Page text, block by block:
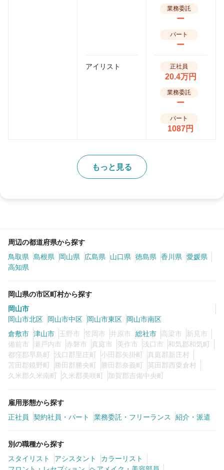
業務委託
ー
パート
ー
アイリスト 正社員
20.4万円
業務委託
ー
パート
1087円
もっと見る
周辺の都道府県から探す
鳥取県
島根県 岡山県 広島県 山口県 徳島県 香川県
愛媛県
高知県
岡山県の市区町村から探す
岡山市
岡山市北区
岡山市中区 岡山市東区
岡山市南区
倉敷市 津山市 玉野市 笠岡市 井原市 総社市 高梁市
新見市
備前市
瀬戸内市 赤磐市 真庭市 美作市 浅口市
和気郡和気町
都窪郡早島町
浅口郡里庄町 小田郡矢掛町
真庭郡新庄村
苫田郡鏡野町
勝田郡勝央町 勝田郡奈義町
英田郡西粟倉村
久米郡久米南町
久米郡美咲町 加賀郡吉備中央町
雇用形態から探す
正社員
契約社員・パート 業務委託・フリーランス 紹介・派遣
別の職種から探す
スタイリスト
アシスタント
カラーリスト